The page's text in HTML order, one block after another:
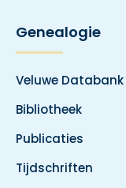
Genealogie
Veluwe Databank
Bibliotheek
Publicaties
Tijdschriften